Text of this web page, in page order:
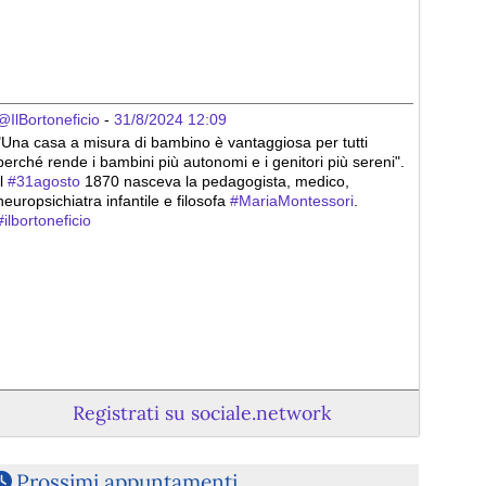
- 31/8/2024 12:09
casa a misura di bambino è vantaggiosa per tutti
#31agosto 1870 nasceva la pedagogista, medico,
infantile e filosofa #MariaMontessori
ilbortoneficio
- 15/6/2024 12:03
Registrati su sociale.network